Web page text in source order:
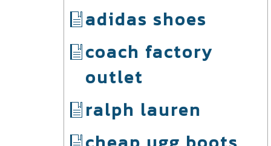
adidas shoes
coach factory
outlet
ralph lauren